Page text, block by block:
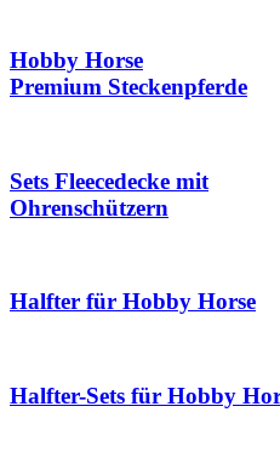
Hobby Horse
Premium Steckenpferde
Sets Fleecedecke mit
Ohrenschützern
Halfter für Hobby Horse
Halfter-Sets für Hobby